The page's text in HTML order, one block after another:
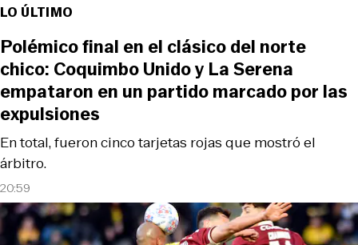
LO ÚLTIMO
20:59
En total, fueron cinco tarjetas rojas que mostró el
árbitro.
Polémico final en el clásico del norte
chico: Coquimbo Unido y La Serena
empataron en un partido marcado por las
expulsiones